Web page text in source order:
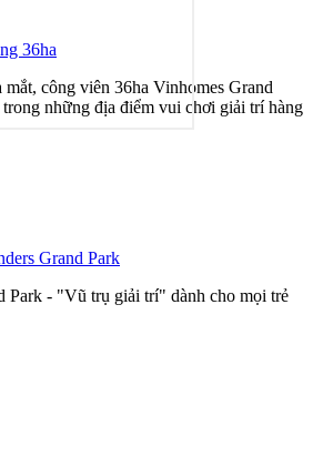
36ha
công viên 36ha Vinhomes Grand
những địa điểm vui chơi giải trí hàng
Grand Park
Park - "Vũ trụ giải trí" dành cho mọi trẻ